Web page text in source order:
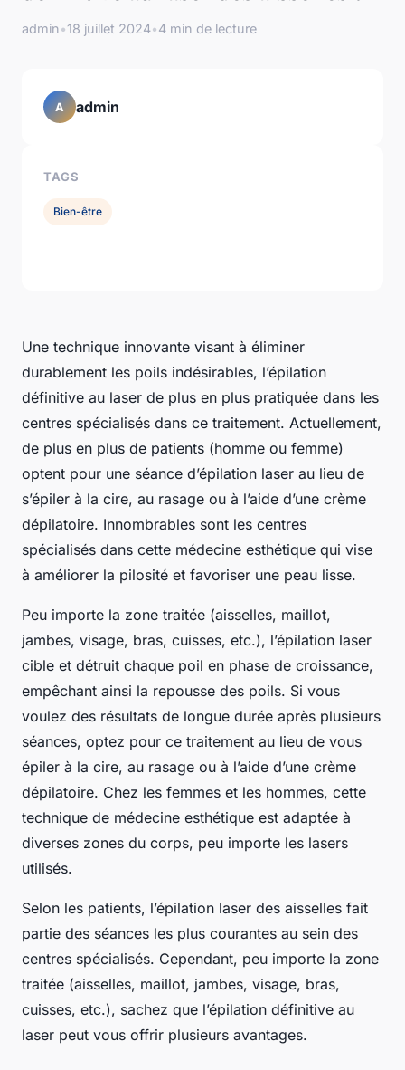
admin•18 juillet 2024•4 min de lecture
Une technique innovante visant à éliminer
durablement les poils indésirables, l’épilation
définitive au laser de plus en plus pratiquée dans les
centres spécialisés dans ce traitement. Actuellement,
de plus en plus de patients (homme ou femme)
optent pour une séance d’épilation laser au lieu de
s’épiler à la cire, au rasage ou à l’aide d’une crème
dépilatoire. Innombrables sont les centres
spécialisés dans cette médecine esthétique qui vise
à améliorer la pilosité et favoriser une peau lisse.
Peu importe la zone traitée (aisselles, maillot,
jambes, visage, bras, cuisses, etc.), l’épilation laser
cible et détruit chaque poil en phase de croissance,
empêchant ainsi la repousse des poils. Si vous
voulez des résultats de longue durée après plusieurs
séances, optez pour ce traitement au lieu de vous
épiler à la cire, au rasage ou à l’aide d’une crème
dépilatoire. Chez les femmes et les hommes, cette
technique de médecine esthétique est adaptée à
diverses zones du corps, peu importe les lasers
utilisés.
Selon les patients, l’épilation laser des aisselles fait
partie des séances les plus courantes au sein des
centres spécialisés. Cependant, peu importe la zone
traitée (aisselles, maillot, jambes, visage, bras,
cuisses, etc.), sachez que l’épilation définitive au
laser peut vous offrir plusieurs avantages.
A admin
TAGS
Bien-être